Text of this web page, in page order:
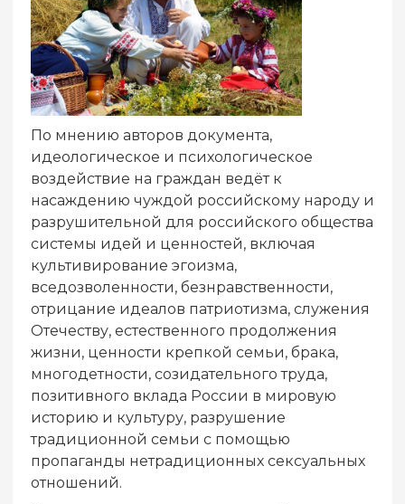
По мнению авторов документа,
идеологическое и психологическое
воздействие на граждан ведëт к
насаждению чуждой российскому народу и
разрушительной для российского общества
системы идей и ценностей, включая
культивирование эгоизма,
вседозволенности, безнравственности,
отрицание идеалов патриотизма, служения
Отечеству, естественного продолжения
жизни, ценности крепкой семьи, брака,
многодетности, созидательного труда,
позитивного вклада России в мировую
историю и культуру, разрушение
традиционной семьи с помощью
пропаганды нетрадиционных сексуальных
отношений.